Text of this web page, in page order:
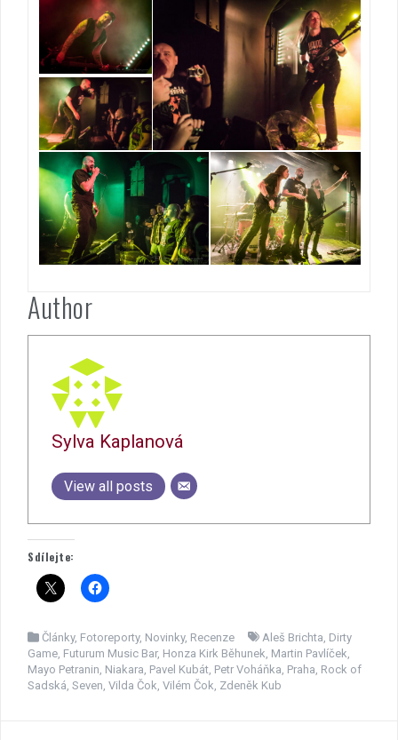
Author
Sylva Kaplanová
View all posts
Sdílejte:
Články, Fotoreporty, Novinky, Recenze Aleš Brichta Dirty
Game Futurum Music Bar, Honza Kirk Běhunek Martin Pavlíček
Mayo Petranin Niakara Pavel Kubát Petr Voháňka Praha Rock of
Sadská Seven Vilda Čok Vilém Čok Zdeněk Kub